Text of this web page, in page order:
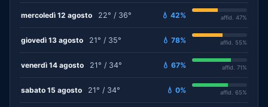
mercoledì 12 agosto 22° / 36° 💧 42% affid. 47%
giovedì 13 agosto 21° / 35° 💧 78% affid. 55%
venerdì 14 agosto 21° / 34° 💧 67% affid. 71%
sabato 15 agosto 21° / 34° 💧 0% affid. 65%